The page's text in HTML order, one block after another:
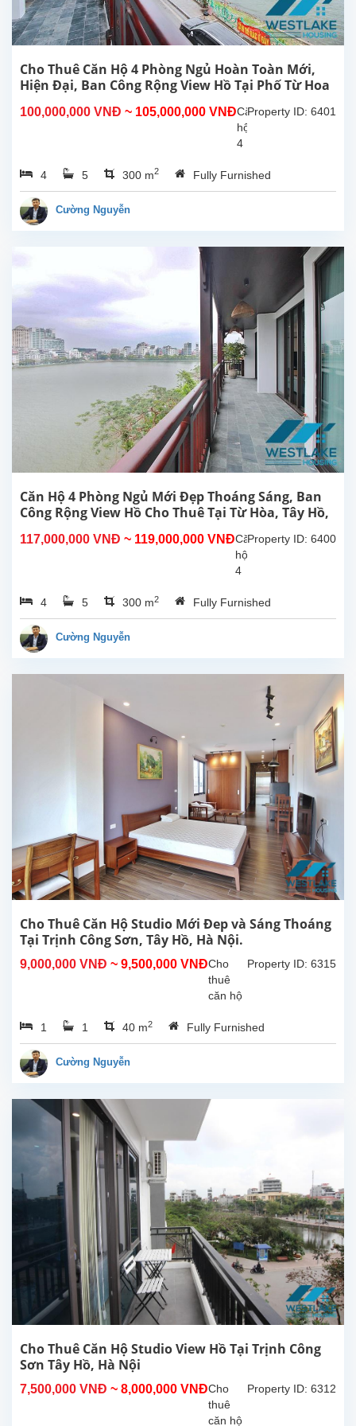
Cho Thuê Căn Hộ 4 Phòng Ngủ Hoàn Toàn Mới,
Hiện Đại, Ban Công Rộng View Hồ Tại Phố Từ Hoa
100,000,000 VNĐ ~ 105,000,000 VNĐ Property ID: 6401
Căn
hộ
4
ngủ
hoàn
đại,
ban
công
view
Hồ
cho
thuê
phố
Từ
Hoa,
Tây
Hà
Nội.
hộ
này
ở
4 5 300 m2 Fully Furnished
Cường Nguyễn
Căn Hộ 4 Phòng Ngủ Mới Đẹp Thoáng Sáng, Ban
Công Rộng View Hồ Cho Thuê Tại Từ Hòa, Tây Hồ,
117,000,000 VNĐ ~ 119,000,000 VNĐ Property ID: 6400
Căn
hộ
4
ngủ
đẹp,
Từ
Hòa,
Tây
Hồ.
Tổng
diện
tích
sử
dụng
300m2,
phòng
lớn
khu...
4 5 300 m2 Fully Furnished
Cường Nguyễn
Cho Thuê Căn Hộ Studio Mới Đep và Sáng Thoáng
Tại Trịnh Công Sơn, Tây Hồ, Hà Nội.
9,000,000 VNĐ ~ 9,500,000 VNĐ Property ID: 6315
Cho
thuê
căn hộ
mới và
sáng
Công
Diện
tích
sinh
hoạt
40m²,
nội thất
cao
cấp,
nhiều
sáng
1 1 40 m2 Fully Furnished
Cường Nguyễn
Cho Thuê Căn Hộ Studio View Hồ Tại Trịnh Công
Sơn Tây Hồ, Hà Nội
7,500,000 VNĐ ~ 8,000,000 VNĐ Property ID: 6312
Cho
thuê
căn hộ